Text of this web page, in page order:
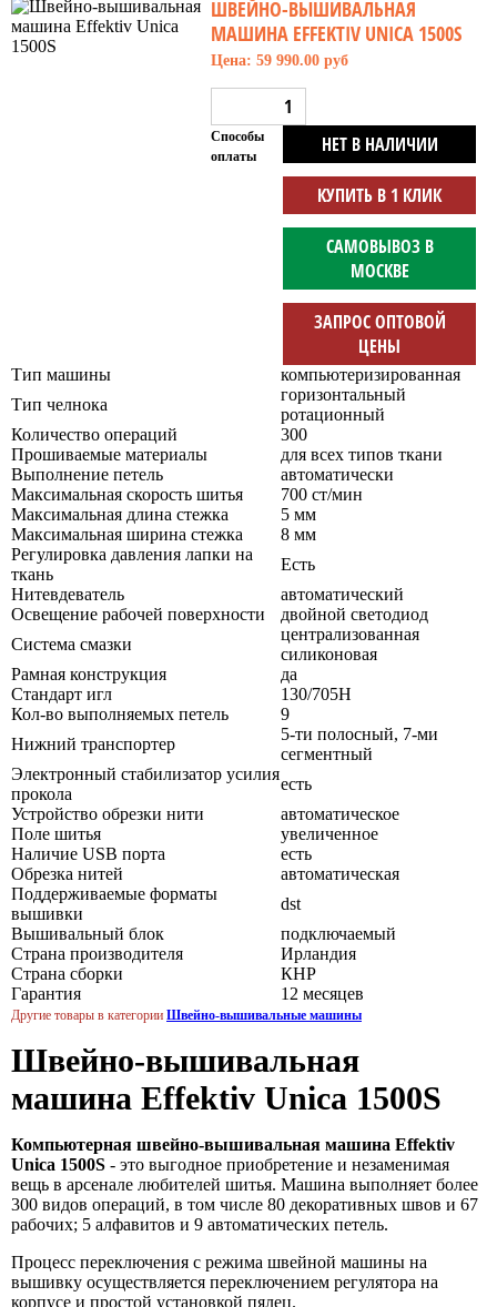
ШВЕЙНО-ВЫШИВАЛЬНАЯ
МАШИНА EFFEKTIV UNICA 1500S
Цена: 59 990.00 руб
НЕТ В НАЛИЧИИ
КУПИТЬ В 1 КЛИК
САМОВЫВОЗ В
МОСКВЕ
ЗАПРОС ОПТОВОЙ
ЦЕНЫ
Способы
оплаты
Тип машины
компьютеризированная
Тип челнока
горизонтальный
ротационный
Количество операций
300
Прошиваемые материалы
для всех типов ткани
Выполнение петель
автоматически
Максимальная скорость шитья
700 ст/мин
Максимальная длина стежка
5 мм
Максимальная ширина стежка
8 мм
Регулировка давления лапки на
ткань
Есть
Нитевдеватель
автоматический
Освещение рабочей поверхности
двойной светодиод
Система смазки
централизованная
силиконовая
Рамная конструкция
да
Стандарт игл
130/705H
Кол-во выполняемых петель
9
Нижний транспортер
5-ти полосный, 7-ми
сегментный
Электронный стабилизатор усилия
прокола
есть
Устройство обрезки нити
автоматическое
Поле шитья
увеличенное
Наличие USB порта
есть
Обрезка нитей
автоматическая
Поддерживаемые форматы
вышивки
dst
Вышивальный блок
подключаемый
Страна производителя
Ирландия
Страна сборки
КНР
Гарантия
12 месяцев
Другие товары в категории Швейно-вышивальные машины
Швейно-вышивальная
машина Effektiv Unica 1500S
Компьютерная швейно-вышивальная машина Effektiv
Unica 1500S - это выгодное приобретение и незаменимая
вещь в арсенале любителей шитья. Машина выполняет более
300 видов операций, в том числе 80 декоративных швов и 67
рабочих; 5 алфавитов и 9 автоматических петель.
Процесс переключения с режима швейной машины на
вышивку осуществляется переключением регулятора на
корпусе и простой установкой пялец.